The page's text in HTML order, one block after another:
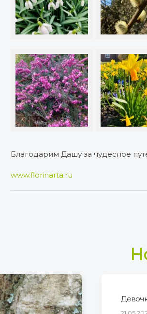
Благодарим Дашу за чудесное
www.florinarta.ru